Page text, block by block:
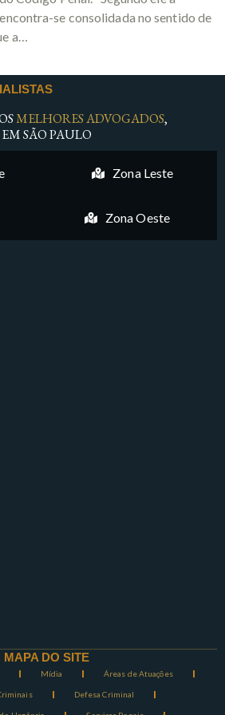
se consolidada no sentido de
a…
MELHORES ADVOGADOS,
EM SÃO PAULO
Zona Leste
Zona Oeste
MAPA DO SITE
Mídia Áreas de Atuações
Defesa Criminal